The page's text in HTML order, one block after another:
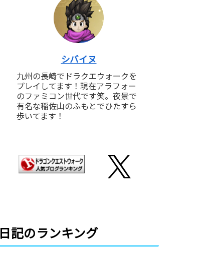
シバイヌ
九州の長崎でドラクエウォークを
プレイしてます！現在アラフォー
のファミコン世代です笑。夜景で
有名な稲佐山のふもとでひたすら
歩いてます！
日記のランキング